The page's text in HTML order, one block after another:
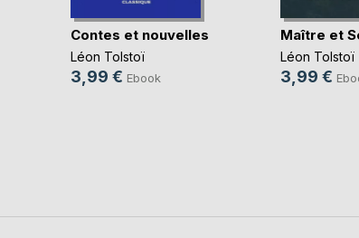
Contes et nouvelles
Léon Tolstoï
3,99 € Ebook
Maître et
Léon Tolstoï
3,99 €